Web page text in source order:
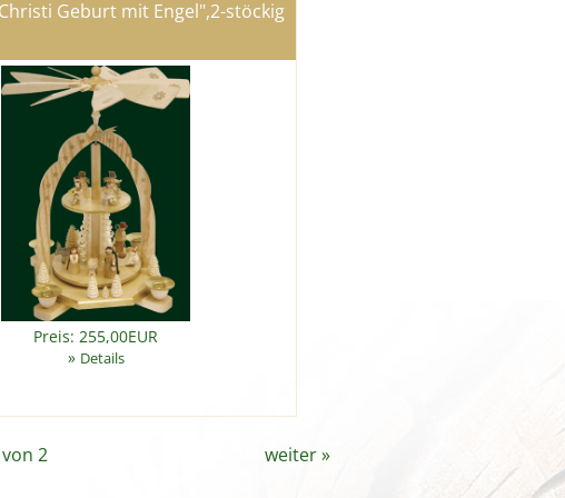
Geburt mit Engel",2-stöckig
Preis: 255,00EUR
» Details
2 weiter»